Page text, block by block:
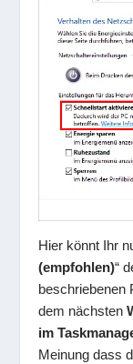
Hier könnt Ihr
(empfohlen)“
beschriebenen
dem nächsten
im
Meinung dass